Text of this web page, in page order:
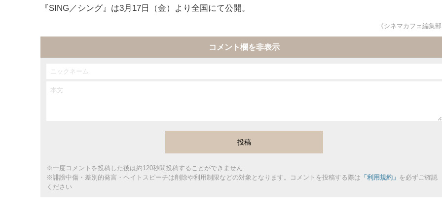
『SING／シング』は3月17日（金）より全国にて公開。
《シネマカフェ編集
コメント欄を非表示
※一度コメントを投稿した後は約120秒間投稿することができません
※誹謗中傷・差別的発言・ヘイトスピーチは削除や利用制限などの対象となります。コメントを投稿する際は 「利用規約」 を必ずご確認
ください